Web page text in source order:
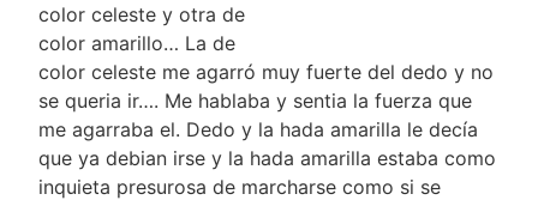
color celeste y otra de
color amarillo… La de
color celeste me agarró muy fuerte del dedo y no
se queria ir…. Me hablaba y sentia la fuerza que
me agarraba el. Dedo y la hada amarilla le decía
que ya debian irse y la hada amarilla estaba como
inquieta presurosa de marcharse como si se